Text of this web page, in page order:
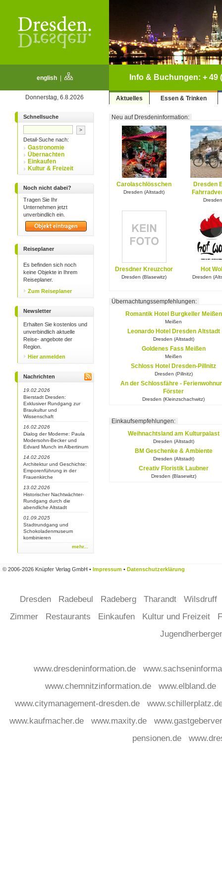
english| Info & Buchungen: + 49
Donnerstag, 6.8.2026 Aktuelles Essen & Trinken
Schnellsuche
Detail-Suche nach:
Gastronomie
Übernachten
Einkaufen
Kultur & Freizeit
Noch nicht dabei?
Tragen Sie Ihr
Unternehmen jetzt
unverbindlich ein.
Reiseplaner
Es befinden sich noch
keine Objekte in Ihrem
Reiseplaner.
Zum Reiseplaner
Newsletter
Erhalten Sie kostenlos und
unverbindlich aktuelle
Reise- angebote der
Region.
Hier anmelden
Nachrichten
19.02.2026
Bierstadt Dresden:
Exklusiver Rundgang zur
Braukultur und
Wissenschaft
16.02.2026
Dialog der Moderne: Paula
Modersohn-Becker und
Edvard Munch im Albertinum
14.02.2026
Architektur und Geschichte:
Emporenführung in der
Frauenkirche
13.02.2026
Historischer Nachtwächter-
Rundgang durch die
abendliche Altstadt
01.09.2025
Stadtrundgang und
Schokoladenmuseum
kombinieren
mehr...
Neu auf Dresdeninformation:
Carolaschlösschen
Dresden (Altstadt)
Dresden
Dresden
Dresdner Kreuzchor
Dresden (Blasewitz)
Hot
Dresden
Übernachtungssempfehlungen:
Romantik Hotel Burgkeller Meißen
Meißen
Leonardo Hotel Dresden Altstadt
Dresden (Altstadt)
Goldenes Fass Meißen
Meißen
Schloss Hotel Dresden-Pillnitz
Dresden (Pillnitz)
An der Schlossfähre -
Förster
Dresden (Kleinzschachwitz)
Einkaufsempfehlungen:
Weihnachtsland am Kulturpalast
Dresden (Altstadt)
BM Geschenke & Ambiente
Dresden (Altstadt)
Creativ Floristik Laubner
Dresden (Blasewitz)
© 2006-2026 Knüpfer Verlag GmbH • Impressum • Datenschutzerklärung
Dresden Radebeul Radeberg Tharandt
Wilsdruff
Zimmer
Restaurants Einkaufen Kultur und Freizeit
www.dresdeninformation.de
www.chemnitzinformation.de
www.elbland.de
www.citymanagement-dresden.de
www.kaufmacher.de
www.maxity.de
pensionen.de